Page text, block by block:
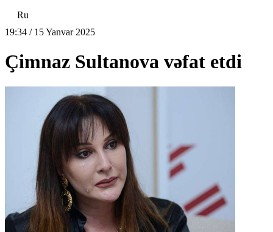
Ru
19:34 / 15 Yanvar 2025
Çimnaz Sultanova vəfat etdi